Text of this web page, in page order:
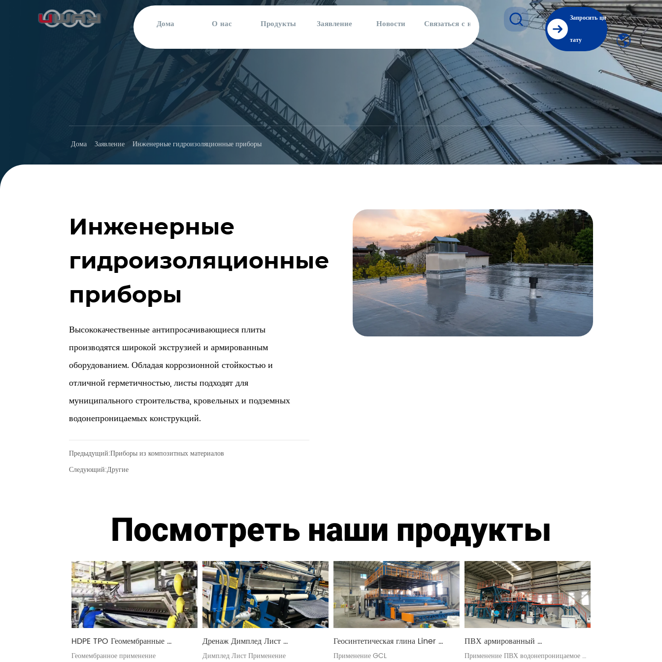
Дома О нас Продукты Заявление Новости Связаться с нами Запросить ци
тату
Дома Заявление Инженерные гидроизоляционные приборы
Инженерные
гидроизоляционные
приборы
Высококачественные антипросачивающиеся плиты
производятся широкой экструзией и армированным
оборудованием. Обладая коррозионной стойкостью и
отличной герметичностью, листы подходят для
муниципального строительства, кровельных и подземных
водонепроницаемых конструкций.
Предыдущий:Приборы из композитных материалов
Следующий:Другие
Посмотреть наши продукты
HDPE TPO Геомембранные
производственные линии
Геомембранное применение
Дренаж Димплед Лист
Экструзионная линия
Димплед Лист Применение
Геосинтетическая глина Liner
Производственные линии
Применение GCL
ПВХ армированный
водонепроницаемый лист
Применение ПВХ водонепроницаемое